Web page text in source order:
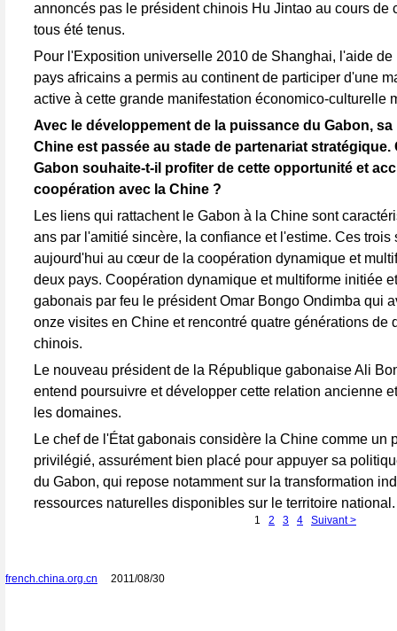
annoncés pas le président chinois Hu Jintao au cours de
tous été tenus.
Pour l'Exposition universelle 2010 de Shanghai, l'aide
pays africains a permis au continent de participer d'une
active à cette grande manifestation économico-culturelle
Avec le développement de la puissance du Gabon, sa
Chine est passée au stade de partenariat stratégique.
Gabon souhaite-t-il profiter de cette opportunité et
coopération avec la Chine ?
Les liens qui rattachent le Gabon à la Chine sont
ans par l'amitié sincère, la confiance et l'estime. Ces trois
aujourd'hui au cœur de la coopération dynamique et
deux pays. Coopération dynamique et multiforme initiée
gabonais par feu le président Omar Bongo Ondimba qui
onze visites en Chine et rencontré quatre générations de
chinois.
Le nouveau président de la République gabonaise Ali
entend poursuivre et développer cette relation ancienne
les domaines.
Le chef de l'État gabonais considère la Chine comme un
privilégié, assurément bien placé pour appuyer sa
du Gabon, qui repose notamment sur la transformation
ressources naturelles disponibles sur le territoire national.
1 2 3 4 Suivant >
french.china.org.cn 2011/08/30